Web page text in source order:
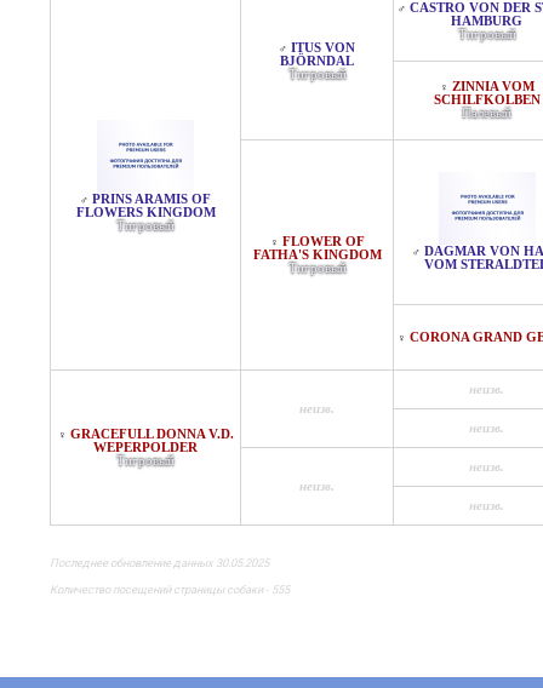
♂ PRINS ARAMIS OF
FLOWERS KINGDOM
Тигровый
♂ ITUS VON
BJÖRNDAL
Тигровый
♂ CASTRO VON DER
HAMBURG
Тигровый
♀ ZINNIA VOM
SCHILFKOLBEN
Палевый
♀ FLOWER OF
FATHA'S KINGDOM
Тигровый
♂ DAGMAR VON
VOM
♀ CORONA GRAND
♀ GRACEFULL DONNA V.D.
WEPERPOLDER
Тигровый
неизв.
неизв.
неизв.
неизв.
неизв.
неизв.
Последнее обновление данных 30.05.2025
Количество посещений страницы собаки - 555